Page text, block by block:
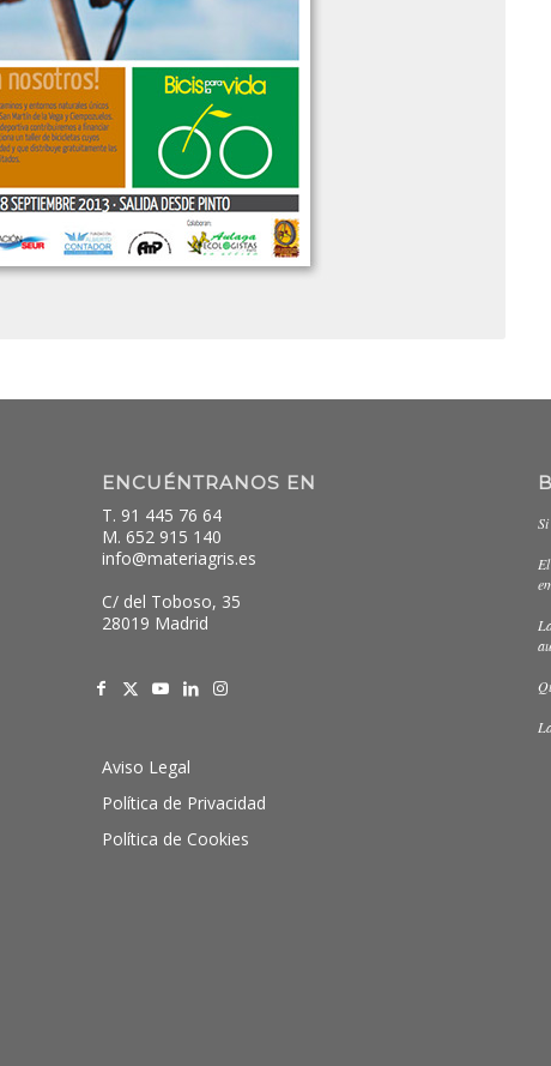
ENCUÉNTRANOS EN
T. 91 445 76 64
M. 652 915 140
info@materiagris.es
C/ del Toboso, 35
28019 Madrid
Aviso Legal
Política de Privacidad
Política de Cookies